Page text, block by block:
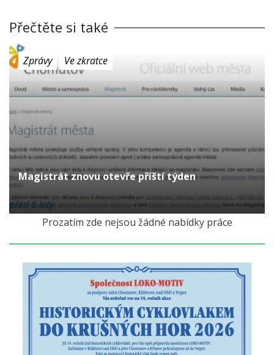
Přečtěte si také
Zprávy Ve zkratce
Magistrát znovu otevře příští týden
před 6 lety
Prozatím zde nejsou žádné nabídky práce